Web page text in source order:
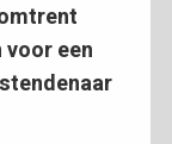
een